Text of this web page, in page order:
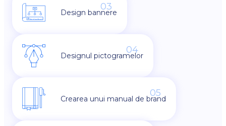
03
Design bannere
04
Designul pictogramelor
05
Crearea unui manual de brand